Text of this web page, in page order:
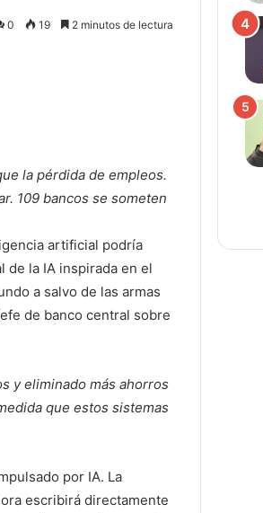
0 19 2 minutos de lectura
la pérdida de empleos.
109 bancos se someten
artificial podría
de la IA inspirada en el
a salvo de las armas
de banco central sobre
y eliminado más ahorros
que estos sistemas
por IA. La
escribirá directamente